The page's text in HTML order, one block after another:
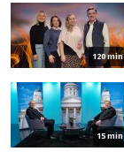
120 min
15 min